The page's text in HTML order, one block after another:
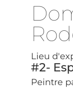
Lieu
#2-
Peintre